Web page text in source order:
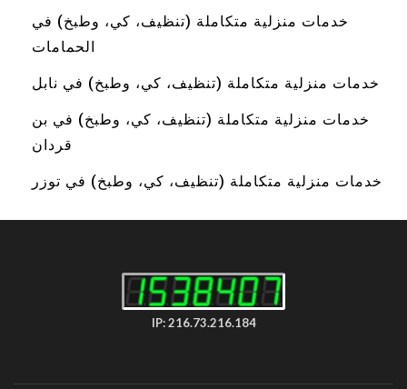
خدمات منزلية متكاملة (تنظيف، كي، وطبخ) في
الحمامات
خدمات منزلية متكاملة (تنظيف، كي، وطبخ) في نابل
خدمات منزلية متكاملة (تنظيف، كي، وطبخ) في بن
قردان
خدمات منزلية متكاملة (تنظيف، كي، وطبخ) في توزر
IP: 216.73.216.184